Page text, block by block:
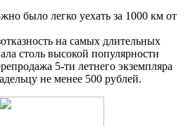
было легко уехать за 1000 км от
на самых длительных
столь высокой популярности
5-ти летнего экземпляра
не менее 500 рублей.